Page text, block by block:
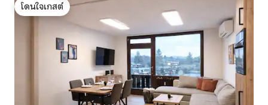
โดนใจเกสต์
โดนใจเกสต์